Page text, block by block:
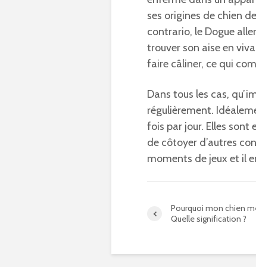
ses origines de chien
contrario, le Dogue
trouver son aise en
faire câliner, ce qui
Dans tous les cas,
régulièrement.
fois par jour. Elles sont
de côtoyer d’autres
moments de jeux et il
Pourquoi mon chien
Quelle signification ?